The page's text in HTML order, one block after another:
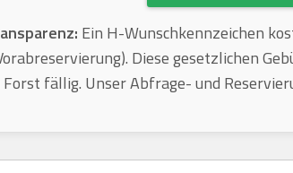
Ein H-Wunschkennzeichen
Diese gesetzlichen
fällig. Unser Abfrage- und